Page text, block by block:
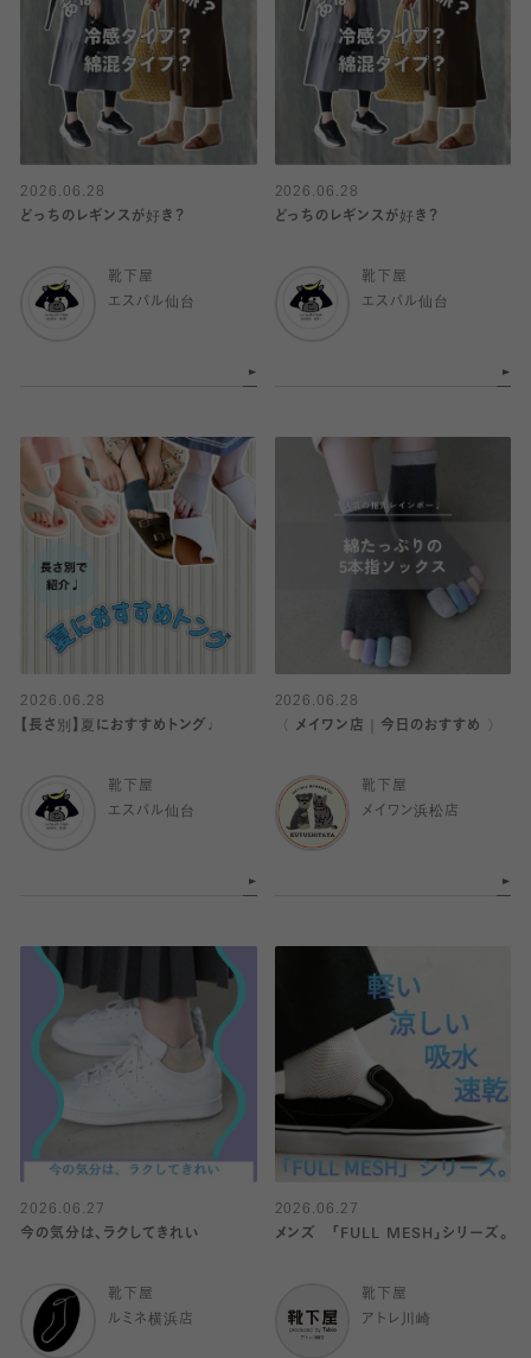
2026.06.28
どっちのレギンスが好き？
靴下屋
エスパル仙台
2026.06.28
どっちのレギンスが好き？
靴下屋
エスパル仙台
2026.06.28
【長さ別】夏におすすめトング♩
靴下屋
エスパル仙台
2026.06.28
〈 メイワン店｜今日のおすすめ 〉
靴下屋
メイワン浜松店
2026.06.27
今の気分は、ラクしてきれい
靴下屋
ルミネ横浜店
2026.06.27
メンズ 「FULL MESH」シリーズ。
靴下屋
アトレ川崎